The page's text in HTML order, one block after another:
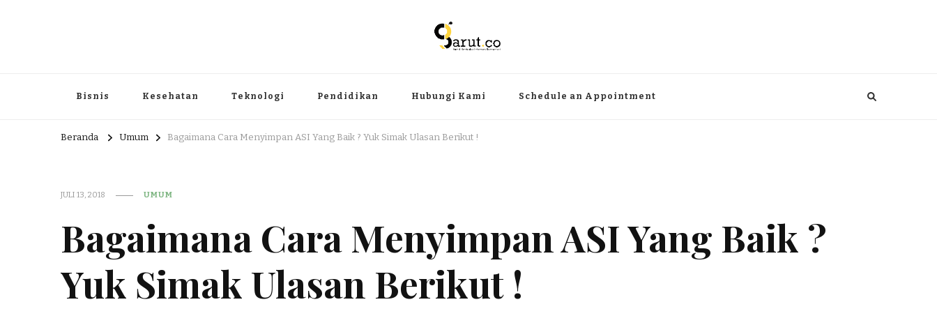
Bisnis Kesehatan Teknologi Pendidikan Hubungi Kami Schedule an Appointment
Beranda Umum Bagaimana Cara Menyimpan ASI Yang Baik ? Yuk Simak Ulasan Berikut !
JULI 13, 2018 UMUM
Bagaimana Cara Menyimpan ASI Yang Baik ?
Yuk Simak Ulasan Berikut !